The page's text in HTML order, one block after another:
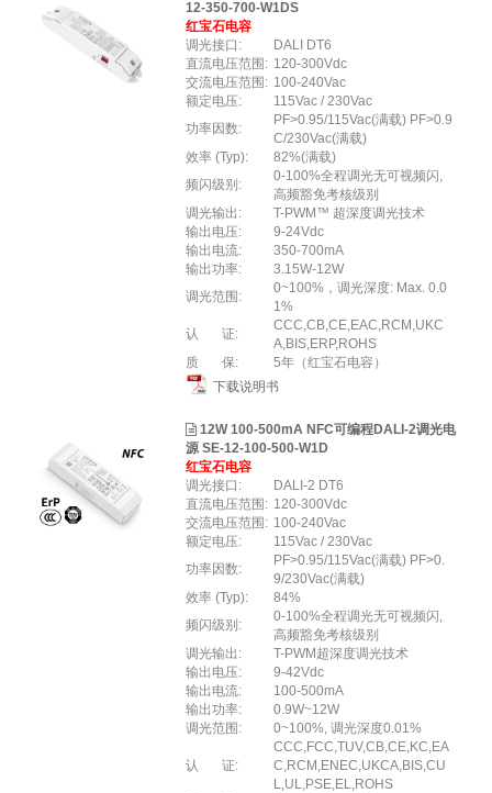
12-350-700-W1DS
红宝石电容
调光接口:
DALI DT6
直流电压范围: 120-300Vdc
交流电压范围: 100-240Vac
额定电压:
115Vac / 230Vac
功率因数:
PF>0.95/115Vac(满载) PF>0.9
C/230Vac(满载)
效率 (Typ):
82%(满载)
频闪级别:
0-100%全程调光无可视频闪,
高频豁免考核级别
调光输出:
T-PWM™ 超深度调光技术
输出电压:
9-24Vdc
输出电流:
350-700mA
输出功率:
3.15W-12W
调光范围:
0~100%，调光深度: Max. 0.0
1%
认 证:
CCC,CB,CE,EAC,RCM,UKC
A,BIS,ERP,ROHS
质 保:
5年（红宝石电容）
下载说明书
12W 100-500mA NFC可编程DALI-2调光电
源 SE-12-100-500-W1D
红宝石电容
调光接口:
DALI-2 DT6
直流电压范围: 120-300Vdc
交流电压范围: 100-240Vac
额定电压:
115Vac / 230Vac
功率因数:
PF>0.95/115Vac(满载) PF>0.
9/230Vac(满载)
效率 (Typ):
84%
频闪级别:
0-100%全程调光无可视频闪,
高频豁免考核级别
调光输出:
T-PWM超深度调光技术
输出电压:
9-42Vdc
输出电流:
100-500mA
输出功率:
0.9W~12W
调光范围:
0~100%, 调光深度0.01%
认 证:
CCC,FCC,TUV,CB,CE,KC,EA
C,RCM,ENEC,UKCA,BIS,CU
L,UL,PSE,EL,ROHS